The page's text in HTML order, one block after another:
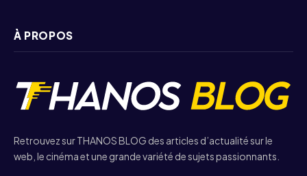
À PROPOS
Retrouvez sur THANOS BLOG des articles d’actualité sur le
web, le cinéma et une grande variété de sujets passionnants.